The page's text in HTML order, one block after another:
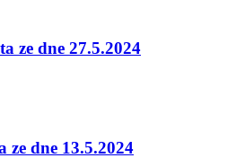
ze dne 27.5.2024
ze dne 13.5.2024